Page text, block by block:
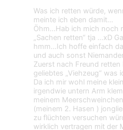
Was ich retten würde,
meinte ich eben damit…
Öhm…Hab ich mich noch
„Sachen retten“ tja …xD
hmm…Ich hoffe einfach
und auch sonst
Zuerst nach Freund retten
geliebtes „Viehzeug“
Da ich mir wohl meine
irgendwie untern Arm
meinem
(meinem 2. Hasen )
zu flüchten versuchen
wirklich vertragen mit der